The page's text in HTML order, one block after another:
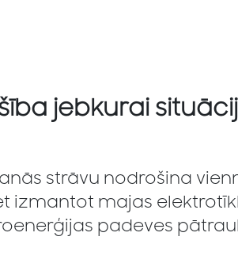
jebkurai
strāvu nodrošina
izmantot majas
padeves